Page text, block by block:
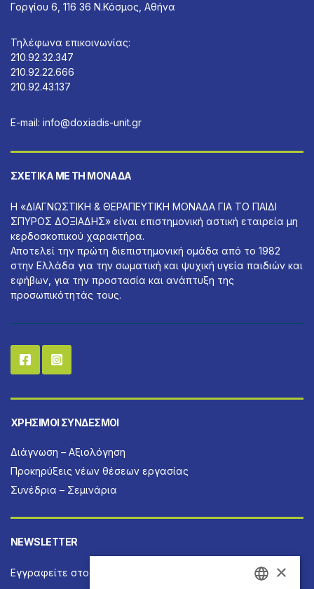
Γοργίου 6, 116 36 Ν.Κόσμος, Αθήνα
Τηλέφωνα επικοινωνίας:
210.92.32.347
210.92.22.666
210.92.43.137
E-mail: info@doxiadis-unit.gr
ΣΧΕΤΙΚΆ ΜΕ ΤΗ ΜΟΝΆΔΑ
Η «ΔΙΑΓΝΩΣΤΙΚΗ & ΘΕΡΑΠΕΥΤΙΚΗ ΜΟΝΑΔΑ ΓΙΑ ΤΟ ΠΑΙΔΙ
ΣΠΥΡΟΣ ΔΟΞΙΑΔΗΣ» είναι επιστημονική αστική εταιρεία μη
κερδοσκοπικού χαρακτήρα.
Αποτελεί την πρώτη διεπιστημονική ομάδα από το 1982
στην Ελλάδα για την σωματική και ψυχική υγεία παιδιών και
εφήβων, για την προστασία και ανάπτυξη της
προσωπικότητάς τους.
ΧΡΉΣΙΜΟΙ ΣΎΝΔΕΣΜΟΙ
Διάγνωση – Αξιολόγηση
Προκηρύξεις νέων θέσεων εργασίας
Συνέδρια – Σεμινάρια
NEWSLETTER
Εγγραφείτε στο Newsletter για να ενημερώνεστε άμεσα
×